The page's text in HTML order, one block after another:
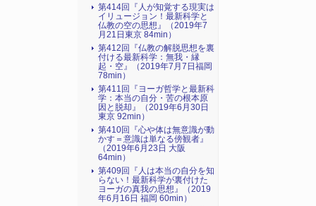
第414回『人が知覚する現実は
イリュージョン！最新科学と
仏教の空の思想』（2019年7
月21日東京 84min）
第412回『仏教の解脱思想を裏
付ける最新科学：無我・縁
起・空』（2019年7月7日福岡
78min）
第411回『ヨーガ哲学と最新科
学：本当の自分・苦の根本原
因と脱却』（2019年6月30日
東京 92min）
第410回『心や体は無意識が動
かす＝意識は単なる傍観者』
（2019年6月23日 大阪
64min）
第409回『人は本当の自分を知
らない！最新科学が裏付けた
ヨーガの真我の思想』（2019
年6月16日 福岡 60min）